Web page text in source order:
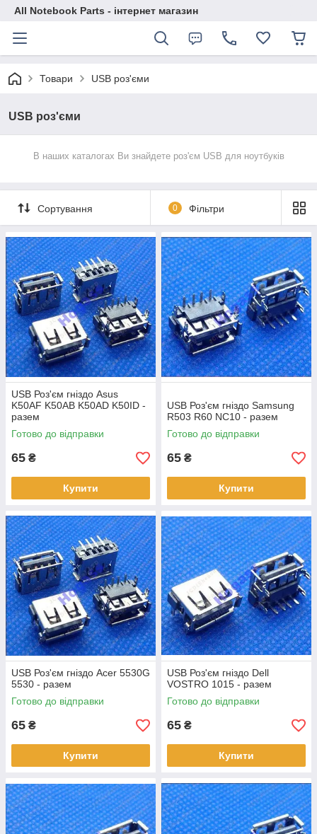
All Notebook Parts - інтернет магазин
Товари USB роз'єми
USB роз'єми
В наших каталогах Ви знайдете роз'єм USB для ноутбуків
Сортування 0 Фільтри
USB Роз'єм гніздо Asus
K50AF K50AB K50AD K50ID -
разем
Готово до відправки
65 ₴
Купити
USB Роз'єм гніздо Samsung
R503 R60 NC10 - разем
Готово до відправки
65 ₴
Купити
USB Роз'єм гніздо Acer 5530G
5530 - разем
Готово до відправки
65 ₴
Купити
USB Роз'єм гніздо Dell
VOSTRO 1015 - разем
Готово до відправки
65 ₴
Купити